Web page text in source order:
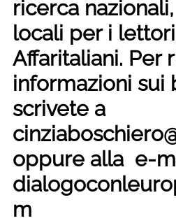
ricerca
locali per i
Affaritaliani. Per
informazioni sui
scrivete a
oppure alla e-
m